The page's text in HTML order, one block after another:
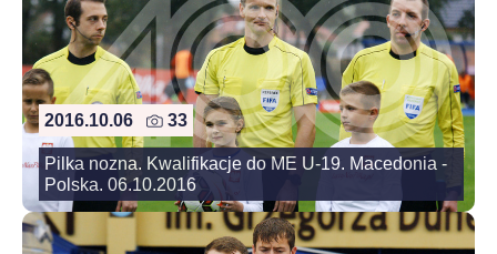
2016.10.06 33
Pilka nozna. Kwalifikacje do ME U-19. Macedonia -
Polska. 06.10.2016